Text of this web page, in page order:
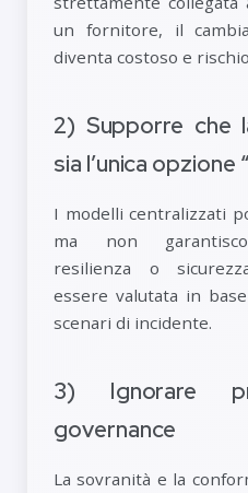
un fornitore, il
diventa costoso e
2) Supporre che
sia l’unica opzione
I modelli centralizzati
ma non
resilienza o
essere valutata in
scenari di incidente.
3) Ignorare
governance
La sovranità e la